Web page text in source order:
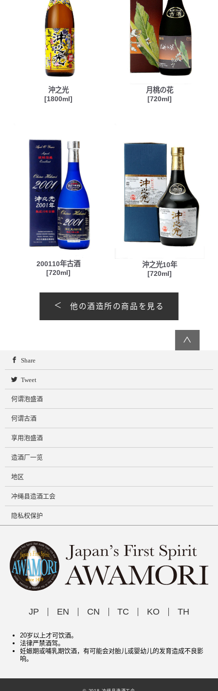
沖之光
[1800ml]
月桃の花
[720ml]
200110年古酒
[720ml]
沖之光10年
[720ml]
他の酒造所の商品を見る
∧
Share
Tweet
何谓泡盛酒
何谓古酒
享用泡盛酒
造酒厂一览
地区
冲绳县造酒工会
隐私权保护
JP EN CN TC KO TH
20岁以上才可饮酒。
法律严禁酒驾。
妊娠期或哺乳期饮酒，有可能会对胎儿或婴幼儿的发育造成不良影
响。